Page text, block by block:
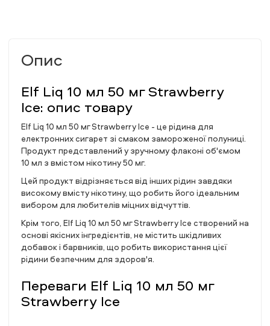
Опис
Elf Liq 10 мл 50 мг Strawberry
Ice: опис товару
Elf Liq 10 мл 50 мг Strawberry Ice - це рідина для
електронних сигарет зі смаком замороженої полуниці.
Продукт представлений у зручному флаконі об'ємом
10 мл з вмістом нікотину 50 мг.
Цей продукт відрізняється від інших рідин завдяки
високому вмісту нікотину, що робить його ідеальним
вибором для любителів міцних відчуттів.
Крім того, Elf Liq 10 мл 50 мг Strawberry Ice створений на
основі якісних інгредієнтів, не містить шкідливих
добавок і барвників, що робить використання цієї
рідини безпечним для здоров'я.
Переваги Elf Liq 10 мл 50 мг
Strawberry Ice